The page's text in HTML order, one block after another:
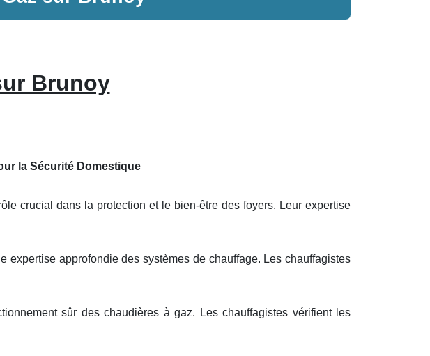
Brunoy
la Sécurité Domestique
crucial dans la protection et le bien-être des foyers. Leur expertise
expertise approfondie des systèmes de chauffage. Les chauffagistes
sûr des chaudières à gaz. Les chauffagistes vérifient les